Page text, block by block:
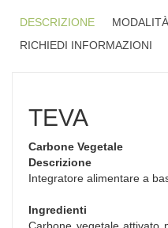
DESCRIZIONE
RICHIEDI INFORMAZIONI
TEVA
Carbone Vegetale
Descrizione
Integratore alimentare a
Ingredienti